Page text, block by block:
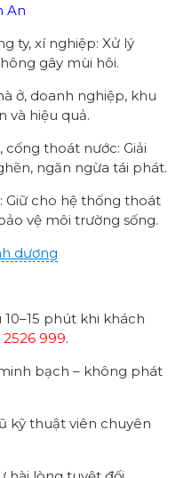
An
ty, xí nghiệp: Xử lý
gây mùi hôi.
ở, doanh nghiệp, khu
và hiệu quả.
thoát nước: Giải
ngăn ngừa tái phát.
Giữ cho hệ thống thoát
vệ môi trường sống.
dương
phút khi khách
999.
bạch – không phát
kỹ thuật viên chuyên